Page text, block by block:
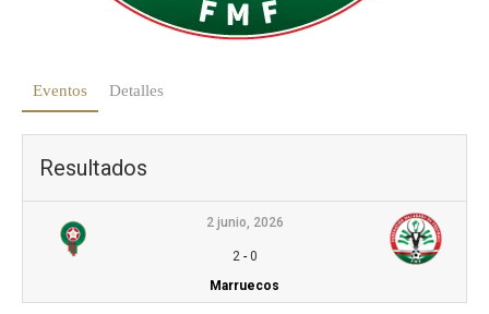
Eventos Detalles
Resultados
2 junio, 2026
2- 0
Marruecos